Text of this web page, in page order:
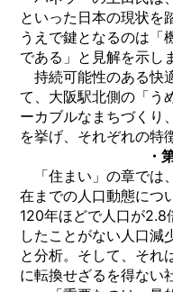
といった日本の現状を
うえで鍵となるのは「
である」と見解を示し
持続可能性のある快
て、大阪駅北側の「う
ーカブルなまちづくり
を挙げ、それぞれの特
・
「住まい」の章では
在までの人口動態につ
120年ほどで人口が2.8
したことがない人口減
と分析。そして、それ
に転換せざるを得ない